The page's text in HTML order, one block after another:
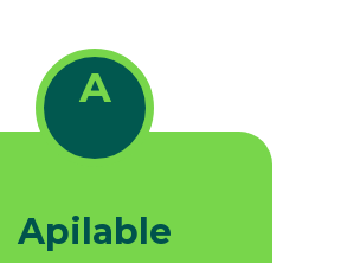
Apilable
A